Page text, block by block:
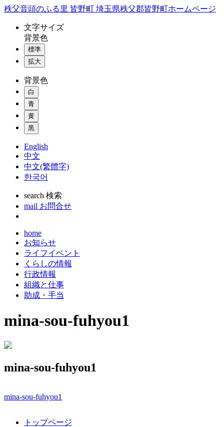
コ
秩父音頭のふる里 皆野町 埼玉県秩父郡皆野町ホームページ
文字サイズ
背景色
標準
拡大
背景色
白
青
黄
黒
English
中文
中文(繁體字)
한국어
search 検索
mail お問合せ
home
お知らせ
ライフイベント
くらしの情報
行政情報
組織と仕事
助成・手当
mina-sou-fuhyou1
mina-sou-fuhyou1
mina-sou-fuhyou1
トップページ